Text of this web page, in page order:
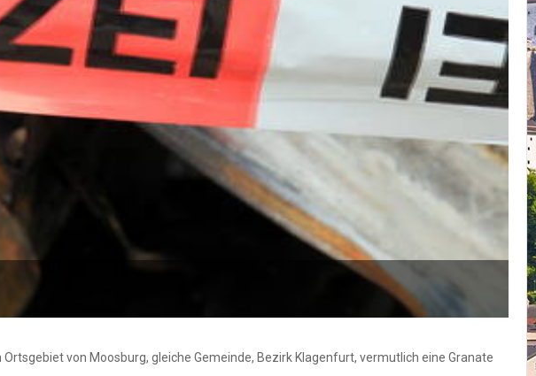
von Moosburg, gleiche Gemeinde, Bezirk Klagenfurt, vermutlich eine Granate